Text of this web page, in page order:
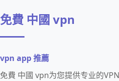
免費 中國 vpn
vpn app 推薦
免費 中國 vpn为您提供专业的